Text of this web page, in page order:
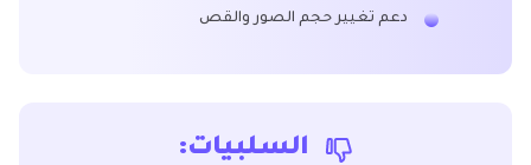
دعم تغيير حجم الصور والقص
السلبيات: